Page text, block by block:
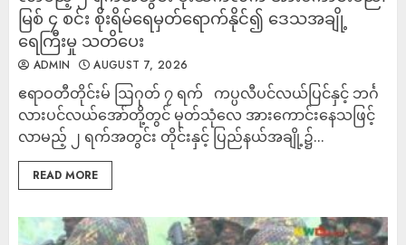
မြစ် ၄ စင်း စိုးရိမ်ရေမှတ်ရောက်နိုင်၍ ဒေသအချို့
ရေကြီးမှု သတိပေး
ADMIN AUGUST 7, 2026
ဧရာဝတီတိုင်းမ် ဩဂုတ် ၇ ရက် ကပ္ပလီပင်လယ်ပြင်နှင့် ဘင်္ဂ
လားပင်လယ်အော်တို့တွင် မုတ်သုံလေ အားကောင်းနေသဖြင့်
လာမည့် ၂ ရက်အတွင်း တိုင်းနှင့် ပြည်နယ်အချို့၌...
READ MORE